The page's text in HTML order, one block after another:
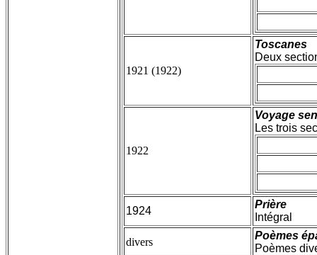
1921 (1922)
Toscanes
Deux
1922
Voyage
Les trois
1924
Prière
Intégral
divers
Poèmes
Poèmes